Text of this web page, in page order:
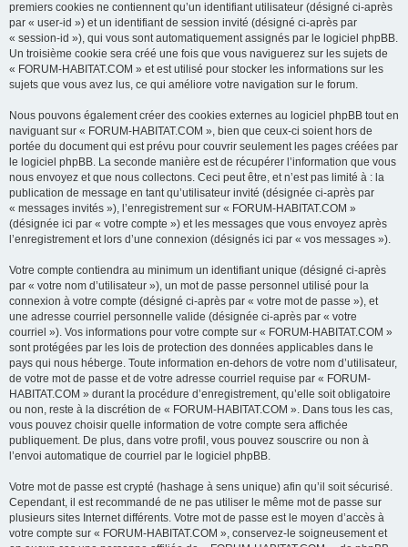
premiers cookies ne contiennent qu’un identifiant utilisateur (désigné ci-après
par « user-id ») et un identifiant de session invité (désigné ci-après par
« session-id »), qui vous sont automatiquement assignés par le logiciel phpBB.
Un troisième cookie sera créé une fois que vous naviguerez sur les sujets de
« FORUM-HABITAT.COM » et est utilisé pour stocker les informations sur les
sujets que vous avez lus, ce qui améliore votre navigation sur le forum.
Nous pouvons également créer des cookies externes au logiciel phpBB tout en
naviguant sur « FORUM-HABITAT.COM », bien que ceux-ci soient hors de
portée du document qui est prévu pour couvrir seulement les pages créées par
le logiciel phpBB. La seconde manière est de récupérer l’information que vous
nous envoyez et que nous collectons. Ceci peut être, et n’est pas limité à : la
publication de message en tant qu’utilisateur invité (désignée ci-après par
« messages invités »), l’enregistrement sur « FORUM-HABITAT.COM »
(désignée ici par « votre compte ») et les messages que vous envoyez après
l’enregistrement et lors d’une connexion (désignés ici par « vos messages »).
Votre compte contiendra au minimum un identifiant unique (désigné ci-après
par « votre nom d’utilisateur »), un mot de passe personnel utilisé pour la
connexion à votre compte (désigné ci-après par « votre mot de passe »), et
une adresse courriel personnelle valide (désignée ci-après par « votre
courriel »). Vos informations pour votre compte sur « FORUM-HABITAT.COM »
sont protégées par les lois de protection des données applicables dans le
pays qui nous héberge. Toute information en-dehors de votre nom d’utilisateur,
de votre mot de passe et de votre adresse courriel requise par « FORUM-
HABITAT.COM » durant la procédure d’enregistrement, qu’elle soit obligatoire
ou non, reste à la discrétion de « FORUM-HABITAT.COM ». Dans tous les cas,
vous pouvez choisir quelle information de votre compte sera affichée
publiquement. De plus, dans votre profil, vous pouvez souscrire ou non à
l’envoi automatique de courriel par le logiciel phpBB.
Votre mot de passe est crypté (hashage à sens unique) afin qu’il soit sécurisé.
Cependant, il est recommandé de ne pas utiliser le même mot de passe sur
plusieurs sites Internet différents. Votre mot de passe est le moyen d’accès à
votre compte sur « FORUM-HABITAT.COM », conservez-le soigneusement et